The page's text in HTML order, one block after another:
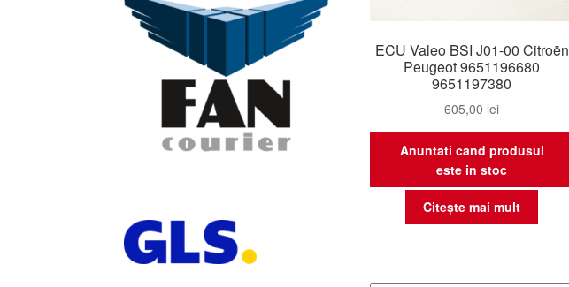
ECU Valeo BSI J01-00 Citroën
Peugeot 9651196680
9651197380
605,00 lei
Anuntati cand produsul
este in stoc
Citește mai mult